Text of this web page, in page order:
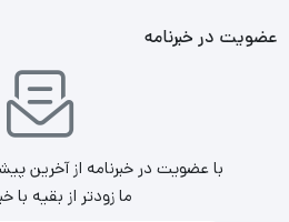
عضویت در خبرنامه
با عضویت در خبرنامه از آخرین
ما زودتر از بقیه با